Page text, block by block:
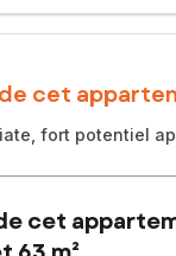
cet
fort potentiel
cet